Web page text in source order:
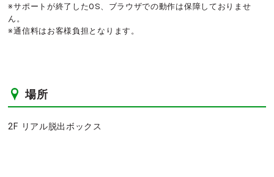
※サポートが終了したOS、ブラウザでの動作は保障しておりませ
ん。
※通信料はお客様負担となります。
場所
2F リアル脱出ボックス